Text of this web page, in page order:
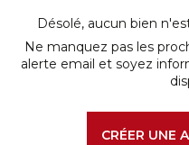
Désolé, aucun bien
Ne manquez pas les
alerte email et soyez
CRÉER UNE